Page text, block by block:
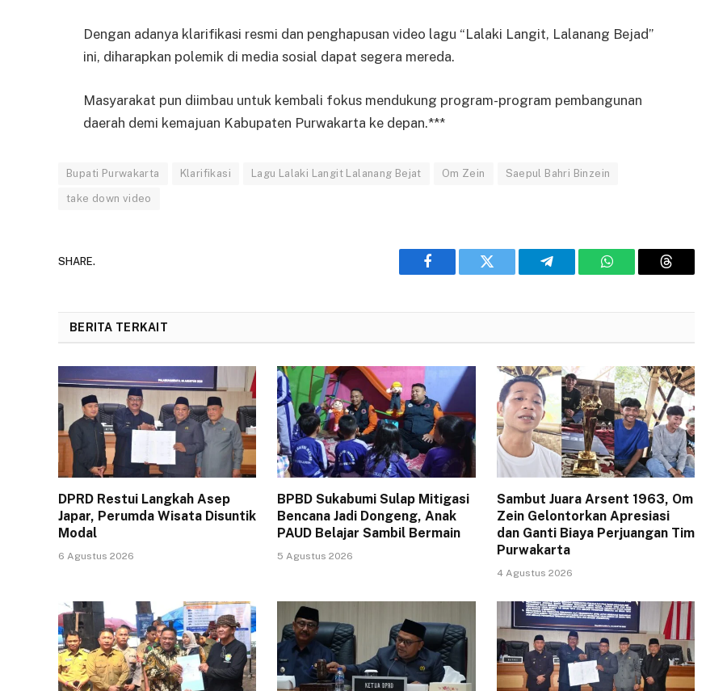
Dengan adanya klarifikasi resmi dan penghapusan video lagu “Lalaki Langit, Lalanang Bejad”
ini, diharapkan polemik di media sosial dapat segera mereda.
Masyarakat pun diimbau untuk kembali fokus mendukung program-program pembangunan
daerah demi kemajuan Kabupaten Purwakarta ke depan.***
Bupati Purwakarta Klarifikasi Lagu Lalaki Langit Lalanang Bejat Om Zein Saepul Bahri Binzein
take down video
SHARE.
Facebook Twitter Telegram WhatsAppThreads
BERITA TERKAIT
DPRD Restui Langkah Asep
Japar, Perumda Wisata Disuntik
Modal
6 Agustus 2026
BPBD Sukabumi Sulap Mitigasi
Bencana Jadi Dongeng, Anak
PAUD Belajar Sambil Bermain
5 Agustus 2026
Sambut Juara Arsent 1963, Om
Zein Gelontorkan Apresiasi
dan Ganti Biaya Perjuangan Tim
Purwakarta
4 Agustus 2026